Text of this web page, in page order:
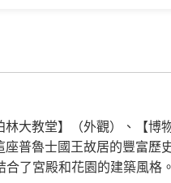
大教堂】（外觀）、【博
普魯士國王故居的豐富歷
了宮殿和花園的建築風格